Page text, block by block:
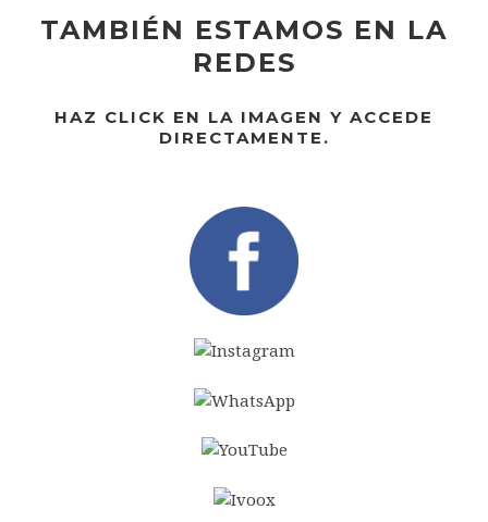
TAMBIÉN ESTAMOS EN LA
REDES
HAZ CLICK EN LA IMAGEN Y ACCEDE
DIRECTAMENTE.